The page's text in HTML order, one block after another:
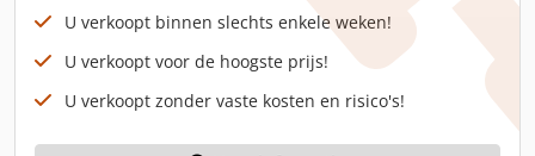
U verkoopt binnen slechts enkele weken!
U verkoopt voor de hoogste prijs!
U verkoopt zonder vaste kosten en risico's!